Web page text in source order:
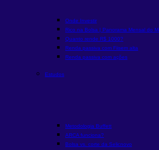
Onde Investir
Rico na Bolsa | Panorama Mensal do
Quanto rende R$ 1000?
Renda passiva com Fiisem alta
Renda passiva com ações
Estudos
Metodologia Buffett
ARCA funciona?
Bolsa vs. corte da Selicnovo